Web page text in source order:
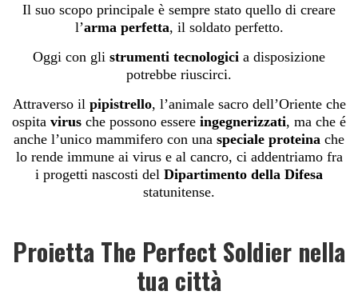
Il suo scopo principale è sempre stato quello di creare
l’arma perfetta, il soldato perfetto.
Oggi con gli strumenti tecnologici a disposizione
potrebbe riuscirci.
Attraverso il pipistrello, l’animale sacro dell’Oriente che
ospita virus che possono essere ingegnerizzati, ma che é
anche l’unico mammifero con una speciale proteina che
lo rende immune ai virus e al cancro, ci addentriamo fra
i progetti nascosti del Dipartimento della Difesa
statunitense.
Proietta The Perfect Soldier nella
tua città